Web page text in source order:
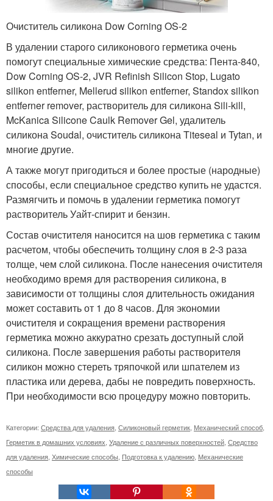
Очиститель силикона Dow Corning OS-2
В удалении старого силиконового герметика очень
помогут специальные химические средства: Пента-840,
Dow Corning OS-2, JVR Refinish Silicon Stop, Lugato
silikon entferner, Mellerud silikon entferner, Standox silikon
entferner remover, растворитель для силикона Sili-kill,
McKanica Silicone Caulk Remover Gel, удалитель
силикона Soudal, очиститель силикона Titeseal и Tytan, и
многие другие.
А также могут пригодиться и более простые (народные)
способы, если специальное средство купить не удастся.
Размягчить и помочь в удалении герметика помогут
растворитель Уайт-спирит и бензин.
Состав очистителя наносится на шов герметика с таким
расчетом, чтобы обеспечить толщину слоя в 2-3 раза
толще, чем слой силикона. После нанесения очистителя
необходимо время для растворения силикона, в
зависимости от толщины слоя длительность ожидания
может составить от 1 до 8 часов. Для экономии
очистителя и сокращения времени растворения
герметика можно аккуратно срезать доступный слой
силикона. После завершения работы растворителя
силикон можно стереть тряпочкой или шпателем из
пластика или дерева, дабы не повредить поверхность.
При необходимости всю процедуру можно повторить.
Категории: Средства для удаления Силиконовый герметик Механический способ
Герметик в домашних условиях Удаление с различных поверхностей Средство
для удаления Химические способы Подготовка к удалению Механические
способы